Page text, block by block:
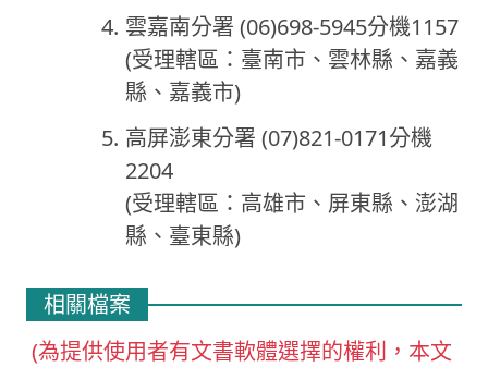
雲嘉南分署 (06)698-5945分機1157
(受理轄區：臺南市、雲林縣、嘉義
縣、嘉義市)
高屏澎東分署 (07)821-0171分機
2204
(受理轄區：高雄市、屏東縣、澎湖
縣、臺東縣)
相關檔案
(為提供使用者有文書軟體選擇的權利，本文